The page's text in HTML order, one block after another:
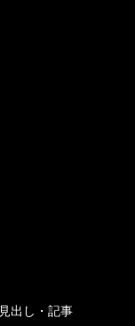
出し・記事